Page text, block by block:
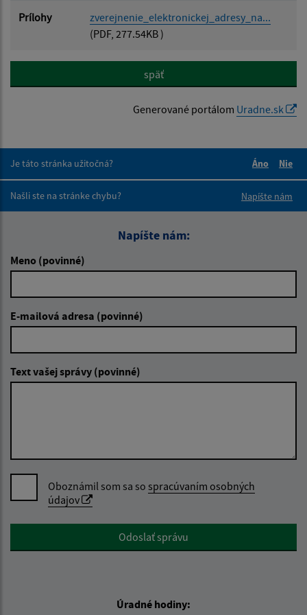
Prílohy
zverejnenie_elektronickej_adresy_na...
(PDF, 277.54KB )
späť
Generované portálom Uradne.sk
Je táto stránka užitočná?
Áno
Nie
Našli ste na stránke chybu?
Napíšte nám
Napíšte nám:
Meno (povinné)
E-mailová adresa (povinné)
Text vašej správy (povinné)
Oboznámil som sa so spracúvaním osobných
údajov
Google reCaptcha ResponseOdoslať správu
Úradné hodiny: